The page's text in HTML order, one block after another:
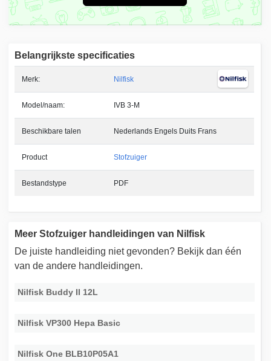
Belangrijkste specificaties
Merk: Nilfisk
Model/naam: IVB 3-M
Beschikbare talen Nederlands Engels Duits Frans
Product Stofzuiger
Bestandstype PDF
Meer Stofzuiger handleidingen van Nilfisk
De juiste handleiding niet gevonden? Bekijk dan één
van de andere handleidingen.
Nilfisk Buddy II 12L
Nilfisk VP300 Hepa Basic
Nilfisk One BLB10P05A1